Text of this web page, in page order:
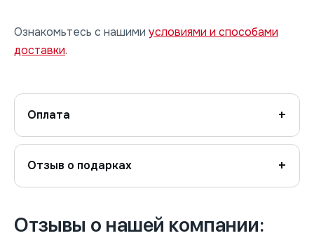
Ознакомьтесь с нашими условиями и способами
доставки.
Оплата
Отзыв о подарках
Отзывы о нашей компании: